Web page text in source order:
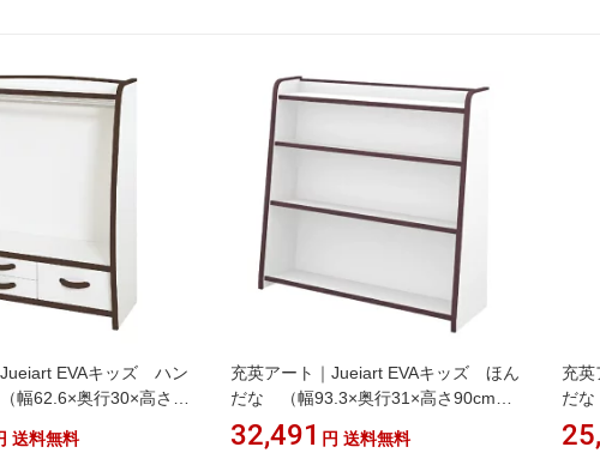
EVAキッズ ハン
幅62.6×奥行30×高さ
ブラウン HRJ-63HD
送料無料
充英アート｜Jueiart EVAキッズ ほん
だな （幅93.3×奥行31×高さ90cm）
JAJAN ブラウン GR-93HD
32,491 円 送料無料
充
だ